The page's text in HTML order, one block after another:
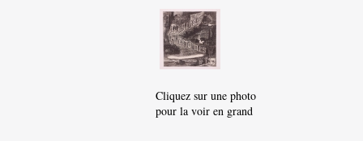
Cliquez sur une photo
pour la voir en grand